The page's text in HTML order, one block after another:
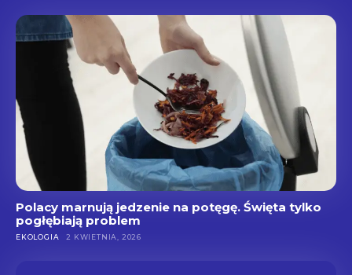
Polacy marnują jedzenie na potęgę. Święta tylko
pogłębiają problem
EKOLOGIA 2 KWIETNIA, 2026